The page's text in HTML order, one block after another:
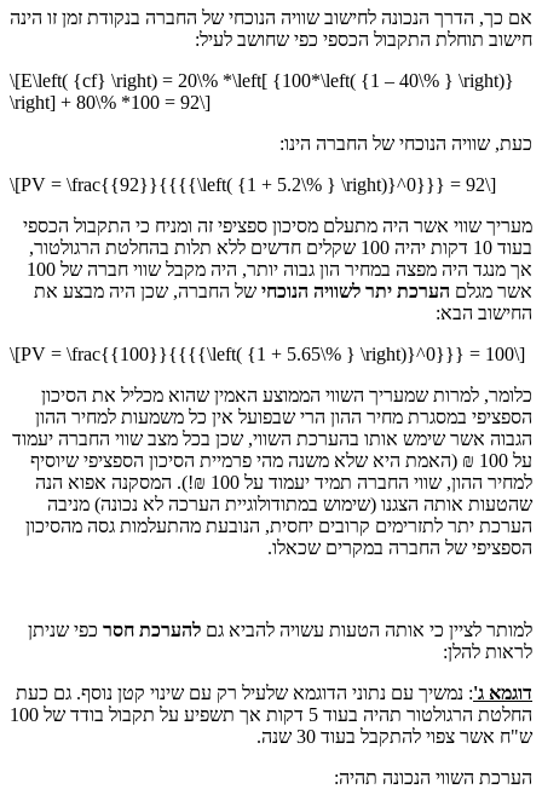
אם כך, הדרך הנכונה לחישוב שוויה הנוכחי של החברה בנקודת זמן זו הינה
חישוב תוחלת התקבול הכספי כפי שחושב לעיל:
\[E\left( {cf} \right) = 20\% *\left[ {100*\left( {1 – 40\% } \right)}
\right] + 80\% *100 = 92\]
כעת, שוויה הנוכחי של החברה הינו:
\[PV = \frac{{92}}{{{{\left( {1 + 5.2\% } \right)}^0}}} = 92\]
מעריך שווי אשר היה מתעלם מסיכון ספציפי זה ומניח כי התקבול הכספי
בעוד 10 דקות יהיה 100 שקלים חדשים ללא תלות בהחלטת הרגולטור,
אך מנגד היה מפצה במחיר הון גבוה יותר, היה מקבל שווי חברה של 100
אשר מגלם הערכת יתר לשוויה הנוכחי של החברה, שכן היה מבצע את
החישוב הבא:
\[PV = \frac{{100}}{{{{\left( {1 + 5.65\% } \right)}^0}}} = 100\]
כלומר, למרות שמעריך השווי הממוצע האמין שהוא מכליל את הסיכון
הספציפי במסגרת מחיר ההון הרי שבפועל אין כל משמעות למחיר ההון
הגבוה אשר שימש אותו בהערכת השווי, שכן בכל מצב שווי החברה יעמוד
על 100 ₪ (האמת היא שלא משנה מהי פרמיית הסיכון הספציפי שיוסיף
למחיר ההון, שווי החברה תמיד יעמוד על 100 ₪!). המסקנה אפוא הנה
שהטעות אותה הצגנו (שימוש במתודולוגיית הערכה לא נכונה) מניבה
הערכת יתר לתזרימים קרובים יחסית, הנובעת מהתעלמות גסה מהסיכון
הספציפי של החברה במקרים שכאלו.
למותר לציין כי אותה הטעות עשויה להביא גם להערכת חסר כפי שניתן
לראות להלן:
דוגמא ג': נמשיך עם נתוני הדוגמא שלעיל רק עם שינוי קטן נוסף. גם כעת
החלטת הרגולטור תהיה בעוד 5 דקות אך תשפיע על תקבול בודד של 100
ש"ח אשר צפוי להתקבל בעוד 30 שנה.
הערכת השווי הנכונה תהיה: